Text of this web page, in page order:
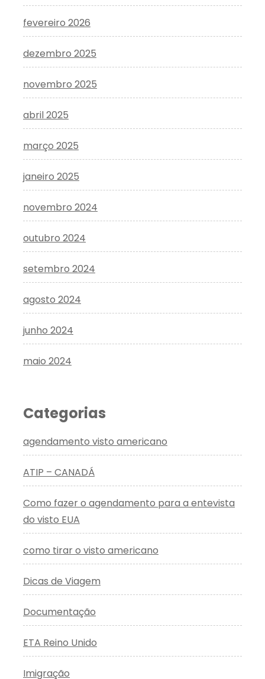
fevereiro 2026
dezembro 2025
novembro 2025
abril 2025
março 2025
janeiro 2025
novembro 2024
outubro 2024
setembro 2024
agosto 2024
junho 2024
maio 2024
Categorias
agendamento visto americano
ATIP – CANADÁ
Como fazer o agendamento para a entevista
do visto EUA
como tirar o visto americano
Dicas de Viagem
Documentação
ETA Reino Unido
Imigração